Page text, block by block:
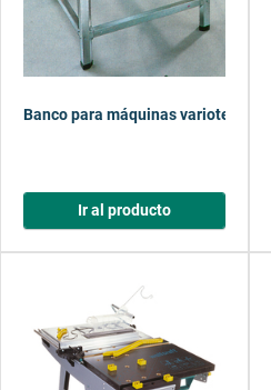
Banco para máquinas variotec II
Ir al producto